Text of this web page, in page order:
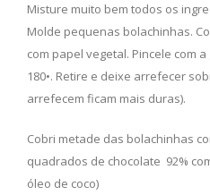
Misture muito bem todos os
Molde pequenas bolachinhas.
com papel vegetal. Pincele com
180•. Retire e deixe arrefecer
arrefecem ficam mais duras).
Cobri metade das bolachinhas
quadrados de chocolate 92%
óleo de coco)